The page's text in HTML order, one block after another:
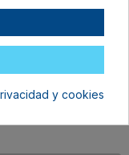
XL
6,97 €
y cookies